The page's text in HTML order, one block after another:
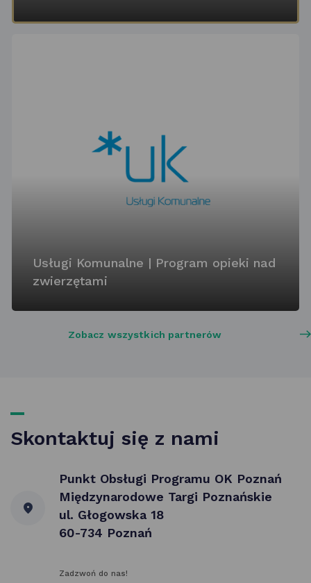
Usługi Komunalne | Program opieki nad
zwierzętami
Zobacz wszystkich partnerów
Skontaktuj się z nami
Punkt Obsługi Programu OK Poznań
Międzynarodowe Targi Poznańskie
ul. Głogowska 18
60-734 Poznań
Zadzwoń do nas!